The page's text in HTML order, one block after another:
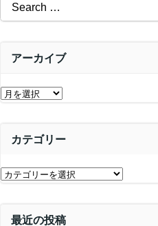
シ
ョ
ン
ー
シ
ョ
for:
アーカイブ
ア
カテゴリー
カ
最近の投稿